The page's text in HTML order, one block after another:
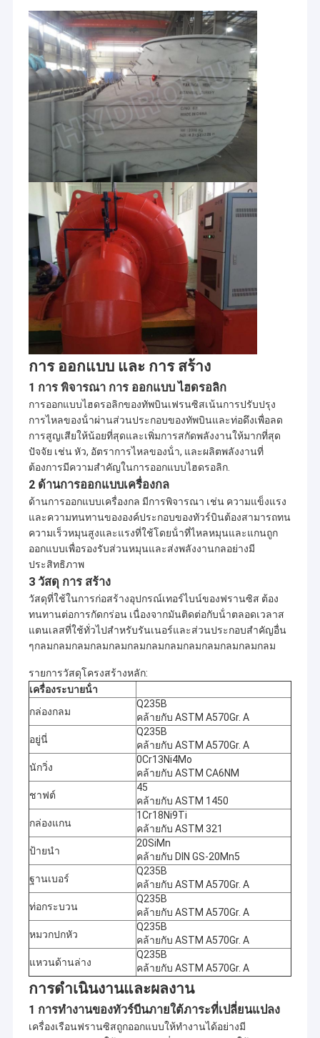
การ ออกแบบ และ การ สร้าง
1 การ พิจารณา การ ออกแบบ ไฮดรอลิก
การออกแบบไฮดรอลิกของทัพบินเฟรนซิสเน้นการปรับปรุง
การไหลของน้ําผ่านส่วนประกอบของทัพบินและท่อดึงเพื่อลด
การสูญเสียให้น้อยที่สุดและเพิ่มการสกัดพลังงานให้มากที่สุด
ปัจจัย เช่น หัว, อัตราการไหลของน้ํา, และผลิตพลังงานที่
ต้องการมีความสําคัญในการออกแบบไฮดรอลิก.
2 ด้านการออกแบบเครื่องกล
ด้านการออกแบบเครื่องกล มีการพิจารณา เช่น ความแข็งแรง
และความทนทานขององค์ประกอบของทัวร์บินต้องสามารถทน
ความเร็วหมุนสูงและแรงที่ใช้โดยน้ําที่ไหลหมุนและแกนถูก
ออกแบบเพื่อรองรับส่วนหมุนและส่งพลังงานกลอย่างมี
ประสิทธิภาพ
3 วัสดุ การ สร้าง
วัสดุที่ใช้ในการก่อสร้างอุปกรณ์เทอร์ไบน์ของฟรานซิส ต้อง
ทนทานต่อการกัดกร่อน เนื่องจากมันติดต่อกับน้ําตลอดเวลาส
แตนเลสที่ใช้ทั่วไปสําหรับรันเนอร์และส่วนประกอบสําคัญอื่น
ๆกลมกลมกลมกลมกลมกลมกลมกลมกลมกลมกลมกลมกลม
รายการวัสดุโครงสร้างหลัก:
เครื่องระบายน้ํา
กล่องกลม
Q235B
คล้ายกับ ASTM A570Gr. A
อยู่นี่
Q235B
คล้ายกับ ASTM A570Gr. A
นักวิ่ง
0Cr13Ni4Mo
คล้ายกับ ASTM CA6NM
ชาฟต์
45
คล้ายกับ ASTM 1450
กล่องแกน
1Cr18Ni9Ti
คล้ายกับ ASTM 321
ป้ายนํา
20SiMn
คล้ายกับ DIN GS-20Mn5
ฐานเบอร์
Q235B
คล้ายกับ ASTM A570Gr. A
ท่อกระบวน
Q235B
คล้ายกับ ASTM A570Gr. A
หมวกปกหัว
Q235B
คล้ายกับ ASTM A570Gr. A
แหวนด้านล่าง
Q235B
คล้ายกับ ASTM A570Gr. A
การดําเนินงานและผลงาน
1 การทํางานของทัวร์บีนภายใต้ภาระที่เปลี่ยนแปลง
เครื่องเรือนฟรานซิสถูกออกแบบให้ทํางานได้อย่างมี
ไก่งวง
YILDIZLI
2X600KW
H-ฟ
รานซิส
D1 =
51cm
hr = 44.0cm,
Qr = 1.65m3
/ s
n =
1000rpm
2008.3
KAHRAMAN
2x750KW
H =
Turgo
D1 =
60cm
hr = 187.2m,
Qr =
0.503m3 / s
n =
1000rpm
2,008.4
ไก่งวง
TIMARLI
3x2400KW
V-
Kaplan
D1 =
225cm
hr = 10.5m,
Qr =
26.67m3 / s
n = 750rpm
เซอร์เบีย
GORNE
GARE
2X1100KW
H-ฟ
รานซิส
hr = 63.5m,
Qr = 2.05m3
/ s
n =
1000rpm
Serbai
TEGOSNICA
410KW +
D1 =
74cm
hr = 15.9m,
Qr = 3.1 +
1.9m3 / s
n = 750rpm
2,008.10
เซอร์เบีย
Livade
1x450KW
H-
Turgo
D1 =
60cm
hr = 257.0m,
Qr = 0.21m3
/ s
n =
1000rpm
ไก่งวง
GOK
3x3500KW
V-
ใบพัด
D1 =
160
hr = 28.7m,
Qr = 14.0m3
/ s
n =
428.6rpm
2009.6
ไก่งวง
Poyraz
2x1650KW
H-ฟ
รานซิส
D1 =
60cm
Qr =
2.535m3 / s
n =
1000rpm
2009.6
ไก่งวง
Kozan
2x1980KW
H-ฟ
76cm
hr = 57.24m,
n = 750rpm
Bosinia
Kuslat
2x600KW
V-
Kaplan
D1 =
hr = 8.0m, Qr
= 2x8.85m3
/ s
2009.7
ไก่งวง
KORUKOY เฮ
H-
D1 =
95cm
ลบ.ม. /
วินาที,
n = 750rpm
2,009.11
ไก่งวง
2x630KW
H-ฟ
รานซิส
D1 =
76cm
hr =
21.409m, Qr
= 2x3.35m3
n = 500rpm
ไก่งวง
EGE-4
H = ฟ
รานซิส
D1 =
68cm
hr =
32.354m, Qr
s
ไก่งวง
BIZNA
3X8500KW
V-ฟ
รานซิส
D1 =
145cm
hr = 56.5m,
3x16.957m3
n =
2,010.7
ไก่งวง
Bingol
2x3200KW +
2x600KW
H-ฟ
รานซิส
D1 =
92.5 +
hr = 55.31m,
Qr =
2x6.7m3 / s
+ 2x
1.3m3 / s n
2010.3